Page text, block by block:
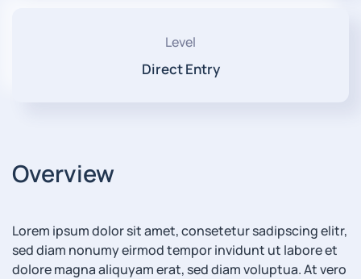
Level
Direct Entry
Overview
Lorem ipsum dolor sit amet, consetetur sadipscing elitr,
sed diam nonumy eirmod tempor invidunt ut labore et
dolore magna aliquyam erat, sed diam voluptua. At vero